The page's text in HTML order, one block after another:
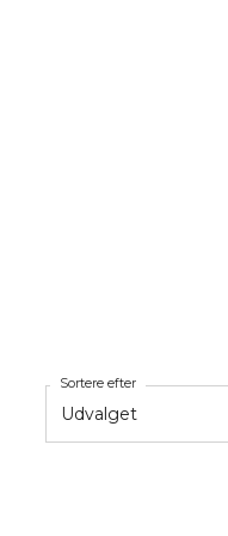
Sortere efter